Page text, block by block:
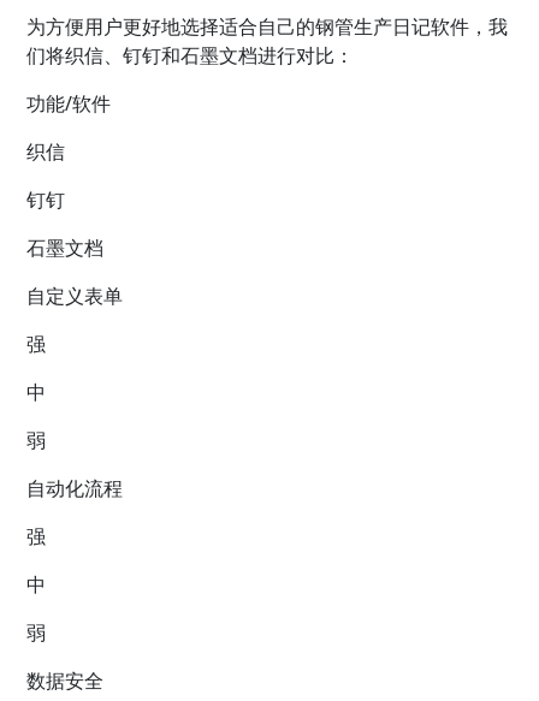
为方便用户更好地选择适合自己的钢管生产日记软件，我
们将织信、钉钉和石墨文档进行对比：
功能/软件
织信
钉钉
石墨文档
自定义表单
强
中
弱
自动化流程
强
中
弱
数据安全